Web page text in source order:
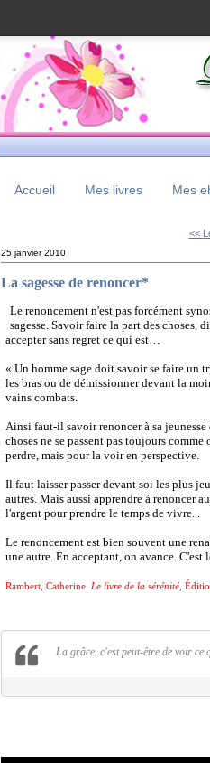
Accueil Mes livres Mes
<<
25 janvier 2010
La sagesse de renoncer*
Le renoncement n'est pas forcément
sagesse. Savoir faire la part des choses,
accepter sans regret ce qui est…
« Un homme sage doit savoir se faire un
les bras ou de démissionner devant la
vains combats.
Ainsi faut-il savoir renoncer à sa
choses ne se passent pas toujours
perdre, mais pour la voir en perspective.
Il faut laisser passer devant soi les plus
autres. Mais aussi apprendre à renoncer
l'argent pour prendre le temps de vivre.
Le renoncement est bien souvent une
une autre. En acceptant, on avance.
Rambert, Catherine. Le livre de la sérénité,
La grâce, c'est peut-être de voir